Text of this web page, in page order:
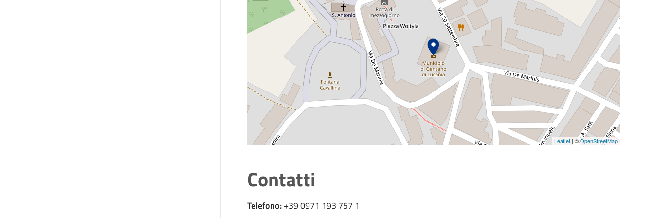
Chiedere il voto assistito
Chiedere l'assegnazione del numero civico
Chiedere l'attestazione di soggiorno permanente per cittadini comunitari
Chiedere l'attribuzione del cognome materno al momento della nascita
Chiedere l'iscrizione nello schedario della popolazione temporanea
Chiedere la cittadinanza italiana
Chiedere la legalizzazione di fotografia
Leaflet| ©OpenStreetMap
Contatti
Telefono:+39 0971 193 757 1